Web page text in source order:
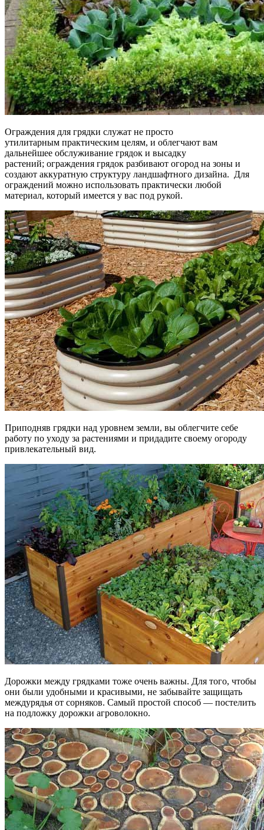
Ограждения для грядки служат не просто
утилитарным практическим целям, и облегчают вам
дальнейшее обслуживание грядок и высадку
растений; ограждения грядок разбивают огород на зоны и
создают аккуратную структуру ландшафтного дизайна. Для
ограждений можно использовать практически любой
материал, который имеется у вас под рукой.
Приподняв грядки над уровнем земли, вы облегчите себе
работу по уходу за растениями и придадите своему огороду
привлекательный вид.
Дорожки между грядками тоже очень важны. Для того, чтобы
они были удобными и красивыми, не забывайте защищать
междурядья от сорняков. Самый простой способ — постелить
на подложку дорожки агроволокно.